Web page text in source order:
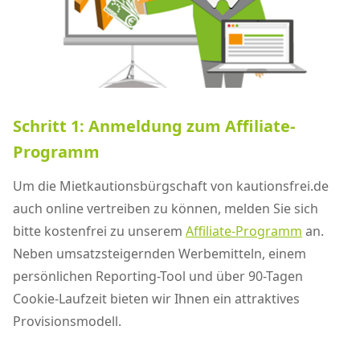
Schritt 1: Anmeldung zum Affiliate-
Programm
Um die Mietkautionsbürgschaft von kautionsfrei.de
auch online vertreiben zu können, melden Sie sich
bitte kostenfrei zu unserem Affiliate-Programm an.
Neben umsatzsteigernden Werbemitteln, einem
persönlichen Reporting-Tool und über 90-Tagen
Cookie-Laufzeit bieten wir Ihnen ein attraktives
Provisionsmodell.